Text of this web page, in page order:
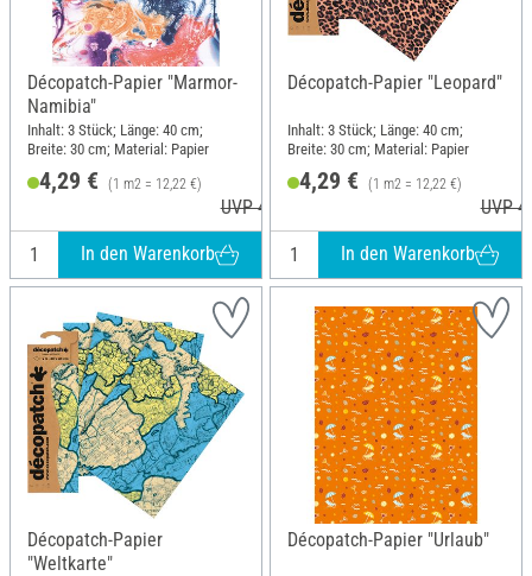
Décopatch-Papier "Marmor-
Namibia"
Inhalt: 3 Stück; Länge: 40 cm;
Breite: 30 cm; Material: Papier
4,29 € (1 m2 = 12,22 €)
UVP 4,60 €
In den Warenkorb
Décopatch-Papier "Leopard"
Inhalt: 3 Stück; Länge: 40 cm;
Breite: 30 cm; Material: Papier
4,29 € (1 m2 = 12,22 €)
UVP
In den Warenkorb
Décopatch-Papier
"Weltkarte"
Décopatch-Papier "Urlaub"